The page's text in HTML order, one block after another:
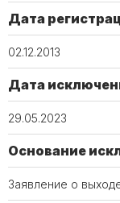
Дата
02.12.2013
Дата
29.05.2023
Основание
Заявление о